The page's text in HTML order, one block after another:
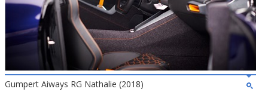
Gumpert Aiways RG Nathalie (2018)